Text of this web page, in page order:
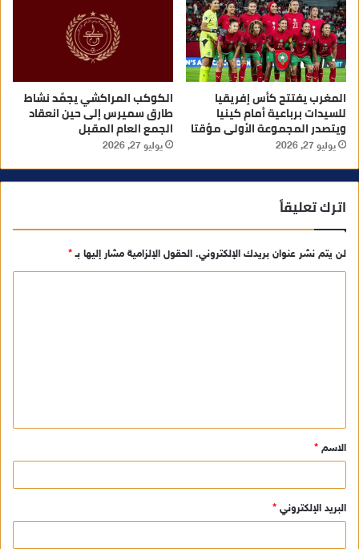
المغرب يفتتح كأس إفريقيا
للسيدات برباعية أمام كينيا
ويتصدر المجموعة الأولى مؤقتا
يوليو 27, 2026
الكوكب المراكشي يجمّد نشاط
طارق سميرس إلى حين انعقاد
الجمع العام المقبل
يوليو 27, 2026
اترك تعليقاً
لن يتم نشر عنوان بريدك الإلكتروني. الحقول الإلزامية مشار إليها بـ*
ق
*
الاسم *
البريد الإلكتروني *